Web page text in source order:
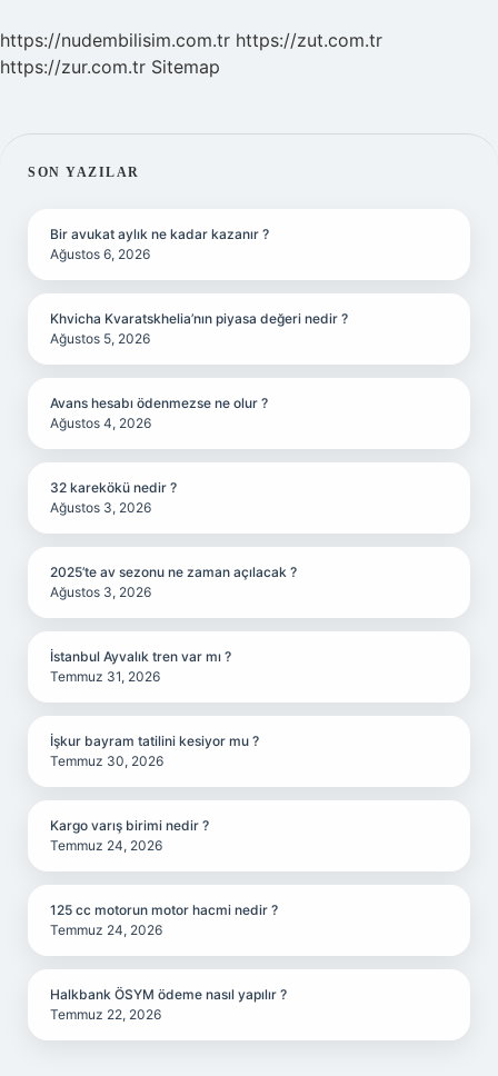
https://nudembilisim.com.tr https://zut.com.tr
https://zur.com.tr Sitemap
SIDEBAR
SON YAZILAR
Bir avukat aylık ne kadar kazanır ?
Ağustos 6, 2026
Khvicha Kvaratskhelia’nın piyasa değeri nedir ?
Ağustos 5, 2026
Avans hesabı ödenmezse ne olur ?
Ağustos 4, 2026
32 karekökü nedir ?
Ağustos 3, 2026
2025’te av sezonu ne zaman açılacak ?
Ağustos 3, 2026
İstanbul Ayvalık tren var mı ?
Temmuz 31, 2026
İşkur bayram tatilini kesiyor mu ?
Temmuz 30, 2026
Kargo varış birimi nedir ?
Temmuz 24, 2026
125 cc motorun motor hacmi nedir ?
Temmuz 24, 2026
Halkbank ÖSYM ödeme nasıl yapılır ?
Temmuz 22, 2026